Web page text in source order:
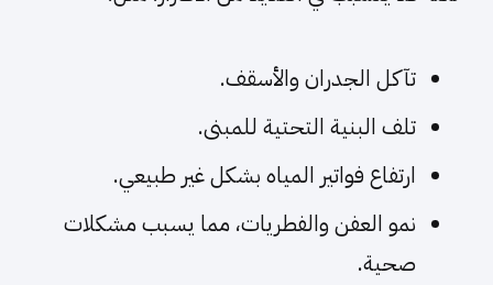
تآكل الجدران والأسقف.
تلف البنية التحتية للمبنى.
ارتفاع فواتير المياه بشكل غير طبيعي.
نمو العفن والفطريات، مما يسبب مشكلات
صحية.